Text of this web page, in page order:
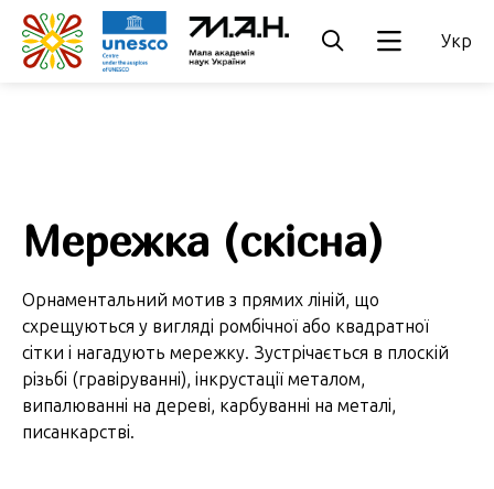
Укр
Мережка (скісна)
Орнаментальний мотив з прямих ліній, що
схрещуються у вигляді ромбічної або квадратної
сітки і нагадують мережку. Зустрічається в плоскій
різьбі (гравіруванні), інкрустації металом,
випалюванні на дереві, карбуванні на металі,
писанкарстві.